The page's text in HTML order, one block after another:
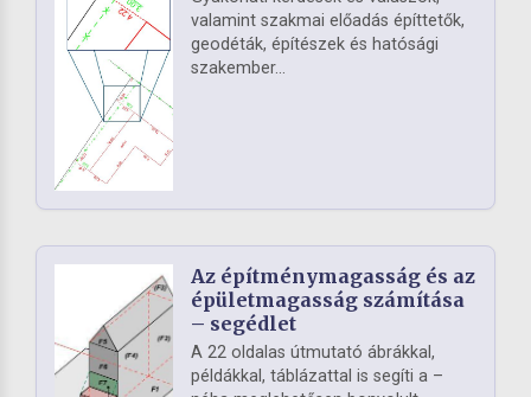
valamint szakmai előadás építtetők,
geodéták, építészek és hatósági
szakember...
Az építménymagasság és az
épületmagasság számítása
– segédlet
A 22 oldalas útmutató ábrákkal,
példákkal, táblázattal is segíti a –